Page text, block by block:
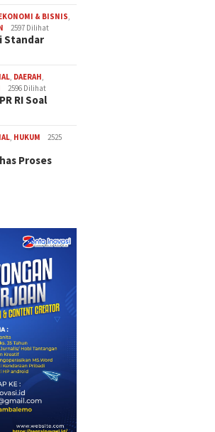
& BISNIS
2597 Dilihat
Standar
DAERAH
2596 Dilihat
RI Soal
HUKUM
2525
Proses